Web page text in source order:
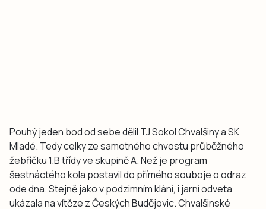
Pouhý jeden bod od sebe dělil TJ Sokol Chvalšiny a SK
Mladé. Tedy celky ze samotného chvostu průběžného
žebříčku 1.B třídy ve skupině A. Než je program
šestnáctého kola postavil do přímého souboje o odraz
ode dna. Stejně jako v podzimním klání, i jarní odveta
ukázala na vítěze z Českých Budějovic. Chvalšinské